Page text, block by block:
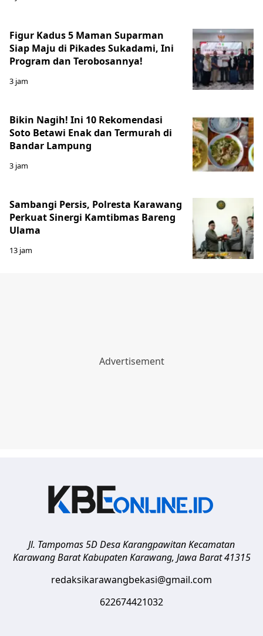
Figur Kadus 5 Maman Suparman
Siap Maju di Pikades Sukadami, Ini
Program dan Terobosannya!
3 jam
Bikin Nagih! Ini 10 Rekomendasi
Soto Betawi Enak dan Termurah di
Bandar Lampung
3 jam
Sambangi Persis, Polresta Karawang
Perkuat Sinergi Kamtibmas Bareng
Ulama
13 jam
Jl. Tampomas 5D Desa Karangpawitan Kecamatan
Karawang Barat Kabupaten Karawang, Jawa Barat 41315
redaksikarawangbekasi@gmail.com
622674421032